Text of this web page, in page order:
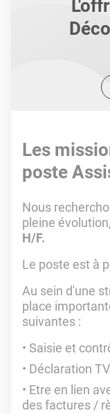
Les
poste
Nous
pleine évolution,
H/F.
Le poste est à
Au sein d'une
place
suivantes :
Saisie et
Déclaration
Etre en lien
des factures /